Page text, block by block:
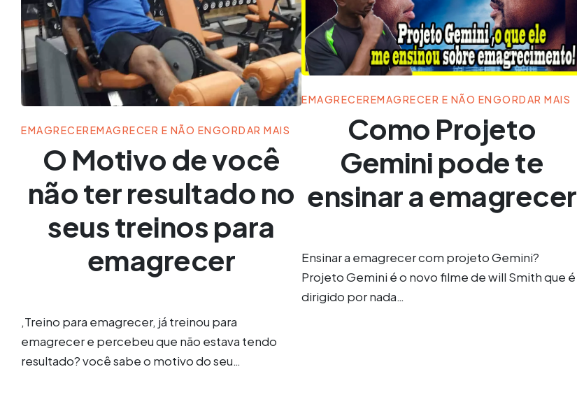
EMAGRECEREMAGRECER E NÃO ENGORDAR MAIS
O Motivo de você
não ter resultado no
seus treinos para
emagrecer
,Treino para emagrecer, já treinou para
emagrecer e percebeu que não estava tendo
resultado? você sabe o motivo do seu…
EMAGRECEREMAGRECER E NÃO ENGORDAR MAIS
Como Projeto
Gemini pode te
ensinar a emagrecer
Ensinar a emagrecer com projeto Gemini?
Projeto Gemini é o novo filme de will Smith que é
dirigido por nada…